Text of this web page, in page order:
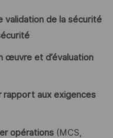
validation de la sécurité
œuvre et d’évaluation
rapport aux exigences
opérations(MCS,